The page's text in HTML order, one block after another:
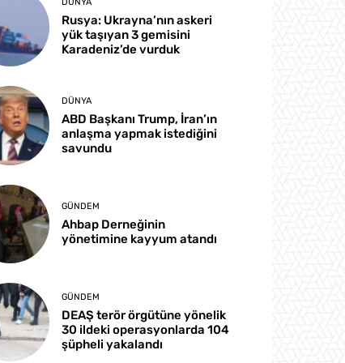
DÜNYA
Rusya: Ukrayna’nın askeri
yük taşıyan 3 gemisini
Karadeniz’de vurduk
DÜNYA
ABD Başkanı Trump, İran’ın
anlaşma yapmak istediğini
savundu
GÜNDEM
Ahbap Derneğinin
yönetimine kayyum atandı
GÜNDEM
DEAŞ terör örgütüne yönelik
30 ildeki operasyonlarda 104
şüpheli yakalandı